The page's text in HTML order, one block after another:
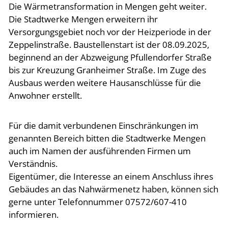
Die Wärmetransformation in Mengen geht weiter.
Die Stadtwerke Mengen erweitern ihr
Versorgungsgebiet noch vor der Heizperiode in der
Zeppelinstraße. Baustellenstart ist der 08.09.2025,
beginnend an der Abzweigung Pfullendorfer Straße
bis zur Kreuzung Granheimer Straße. Im Zuge des
Ausbaus werden weitere Hausanschlüsse für die
Anwohner erstellt.
Für die damit verbundenen Einschränkungen im
genannten Bereich bitten die Stadtwerke Mengen
auch im Namen der ausführenden Firmen um
Verständnis.
Eigentümer, die Interesse an einem Anschluss ihres
Gebäudes an das Nahwärmenetz haben, können sich
gerne unter Telefonnummer 07572/607-410
informieren.